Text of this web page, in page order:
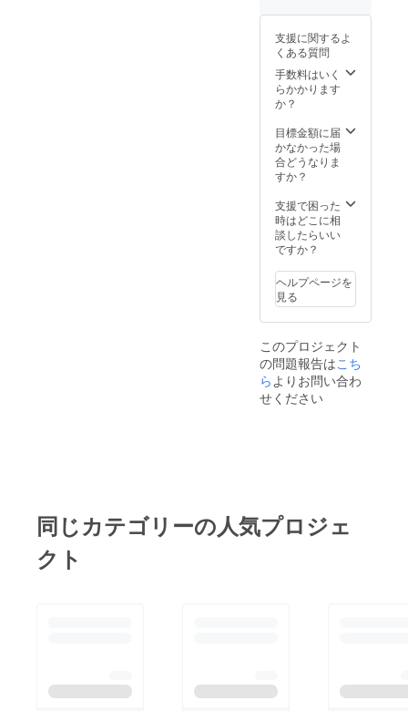
の量を
大さじ
１杯分
減らす
とより
く召し
上がれ
ます。
ている
ことが
多いで
す。
下で保
存して
くださ
い。※解
凍後は
冷蔵保
お召し
上がり
くださ
者・事
業者 株
式会
社 食
マチ
海道上
川郡東
神楽町
北１条
西４丁
目１－
６ ※お
（食
創・シ
コンソ
メ、リ
ン酸塩
(Na)、
調味料
(アミノ
止剤(エ
リソル
ビン酸
出物、
発色剤
(硝酸
K、亜硝
カラメ
素、香
料 ◆
チーズ
ソー
セージ
〔120g
んぷ
糖、リ
ン酸塩
を抑え
ます。
培され
ている
夏いち
ごの品
種の中
プクラ
スと
いって
も過言
い品種
「なつ
みず
き」。
形、味
の三拍
れまで
にない
生食用
の夏イ
チゴで
のまま
ジャム
の夏い
ごく少
量の水
を加え
表面の
糠を柔
してか
ら、粒
状のタ
ピオカ
と混
合、タ
ピオカ
ボール
が柔ら
かく
なった
けを取
り除い
てくれ
て、う
まみが
しっか
いて】
一般的
に洗う
過ごす
ことが
できる
スタイ
ルで、
ストレ
おり、
飼料や
牧草の
わって
いま
す。 そ
うして
絞った
生乳は
脂肪分
としっ
かりと
した甘
みがあ
りま
す。 田
す。
《本場
い口ど
Ａ東神
楽の精
米施設
『ライ
スファ
クト
株式会
社サタ
ケによ
マス
ターを
導入
し、生
丹精込
てたお
米を美
味しく
精米し
ていま
す。三
段式ミ
発生を
抑える
く精米
された
す。 食
味ラン
キング
「特A」
の最高
評価を
良さが
魅力。
炊き上
さ、つ
やとも
に抜群
で、甘
いのも
特徴で
す。 冷
めても
らない
ため、
お弁当
やおに
斗米」
家さん
と二人
雪山連
邦の忠
別岳に
発して
いる忠
別川
く水質
の優良
なこと
ます。
そのた
め、忠
別川の
水を有
する東
神楽町
は北海
有数の
米どこ
ろで
す。
【JA美
『ライ
スファ
ターを
好きな
泉を満
喫しよ
う! 露天
ぶろや
広々と
泉で、
舞い散
る雪を
眺めな
ゆった
りと流
れゆく
時間を
くださ
い。 大
切な休
日を存
満喫く
ださい
ませ。
■リター
ン内容
限 2024
年3月よ
支援に関するよ
くある質問
手数料はいく
らかかります
か？
目標金額に届
かなかった場
合どうなりま
すか？
支援で困った
時はどこに相
談したらいい
ですか？
ヘルプページを
見る
このプロジェクト
の問題報告はこち
らよりお問い合わ
せください
同じカテゴリーの人気プロジェ
クト